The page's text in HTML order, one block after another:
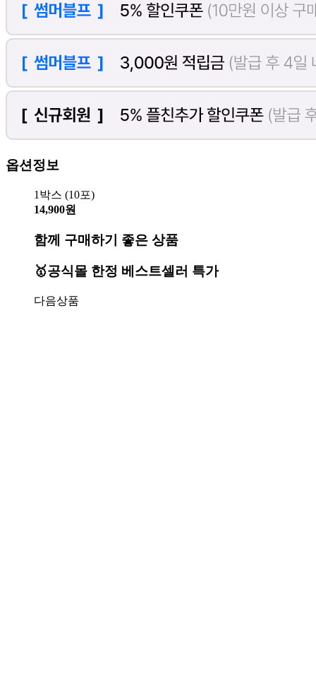
옵션정보
1박스 (10포)
14,900원
함께 구매하기 좋은 상품
🥇공식몰 한정 베스트셀러 특가
다음상품